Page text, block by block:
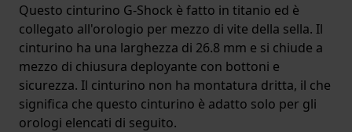
Questo cinturino G-Shock è fatto in titanio ed è
collegato all'orologio per mezzo di vite della sella. Il
cinturino ha una larghezza di 26.8 mm e si chiude a
mezzo di chiusura deployante con bottoni e
sicurezza. Il cinturino non ha montatura dritta, il che
significa che questo cinturino è adatto solo per gli
orologi elencati di seguito.